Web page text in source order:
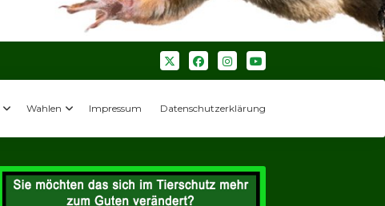
Wahlen Impressum Datenschutzerklärung